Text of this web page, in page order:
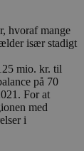
hvoraf mange
især stadigt
mio. kr. til
på 70
For at
med
i